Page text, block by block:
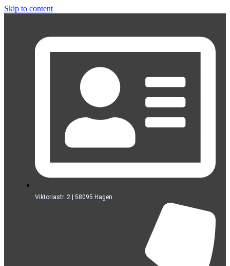
Skip to content
Viktoriastr. 2 | 58095 Hagen